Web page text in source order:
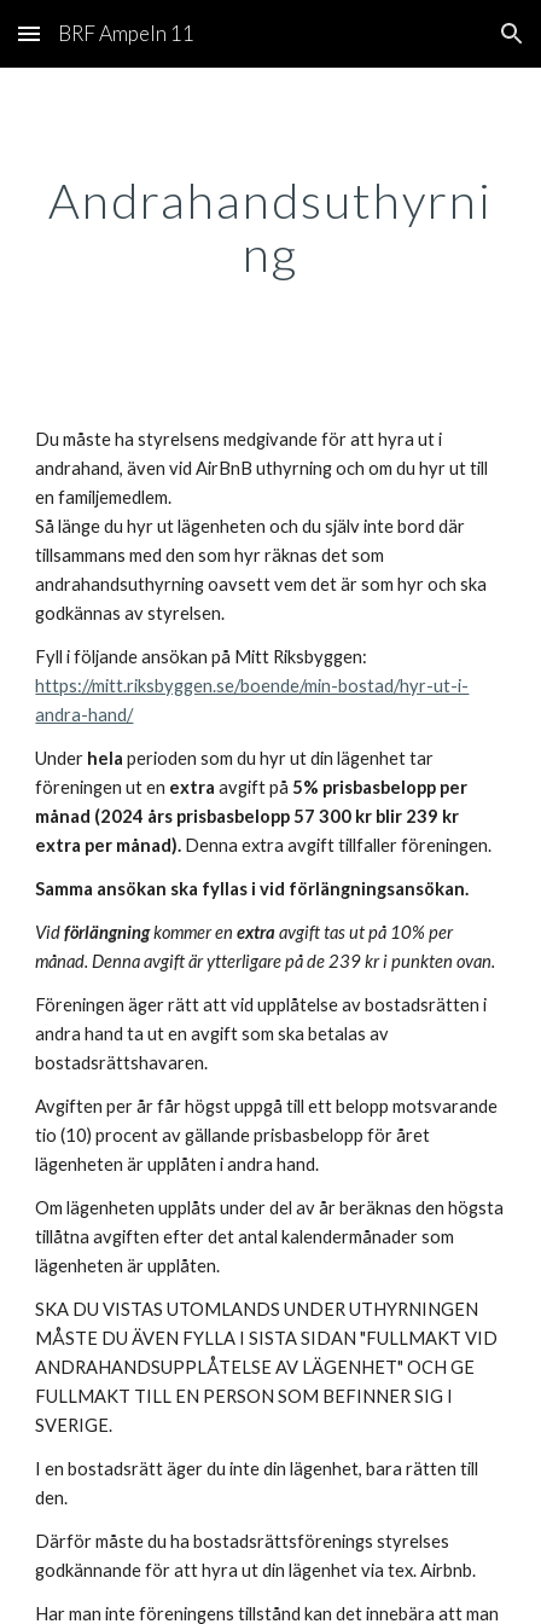
Skip to main content Skip to navigation
BRF Ampeln 11
Andrahandsuthyrni
ng
Du måste ha styrelsens medgivande för att hyra ut i
andrahand, även vid AirBnB uthyrning och om du hyr ut till
en familjemedlem.
Så länge du hyr ut lägenheten och du själv inte bord där
tillsammans med den som hyr räknas det som
andrahandsuthyrning oavsett vem det är som hyr och ska
godkännas av styrelsen.
Fyll i följande ansökan på Mitt Riksbyggen:
https://mitt.riksbyggen.se/boende/min-bostad/hyr-ut-i-
andra-hand/
Under hela perioden som du hyr ut din lägenhet tar
föreningen ut en extra avgift på 5% prisbasbelopp per
månad (2024 års prisbasbelopp 57 300 kr blir 239 kr
extra per månad). Denna extra avgift tillfaller föreningen.
Samma ansökan ska fyllas i vid förlängningsansökan.
Vidförlängningkommer enextraavgift tas ut på 10% per
månad. Denna avgift är ytterligare på de 239 kr i punkten ovan.
Föreningen äger rätt att vid upplåtelse av bostadsrätten i
andra hand ta ut en avgift som ska betalas av
bostadsrättshavaren.
Avgiften per år får högst uppgå till ett belopp motsvarande
tio (10) procent av gällande prisbasbelopp för året
lägenheten är upplåten i andra hand.
Om lägenheten upplåts under del av år beräknas den högsta
tillåtna avgiften efter det antal kalendermånader som
lägenheten är upplåten.
SKA DU VISTAS UTOMLANDS UNDER UTHYRNINGEN
MÅSTE DU ÄVEN FYLLA I SISTA SIDAN "FULLMAKT VID
ANDRAHANDSUPPLÅTELSE AV LÄGENHET" OCH GE
FULLMAKT TILL EN PERSON SOM BEFINNER SIG I
SVERIGE.
I en bostadsrätt äger du inte din lägenhet, bara rätten till
den.
Därför måste du ha bostadsrättsförenings styrelses
godkännande för att hyra ut din lägenhet via tex. Airbnb.
Har man inte föreningens tillstånd kan det innebära att man